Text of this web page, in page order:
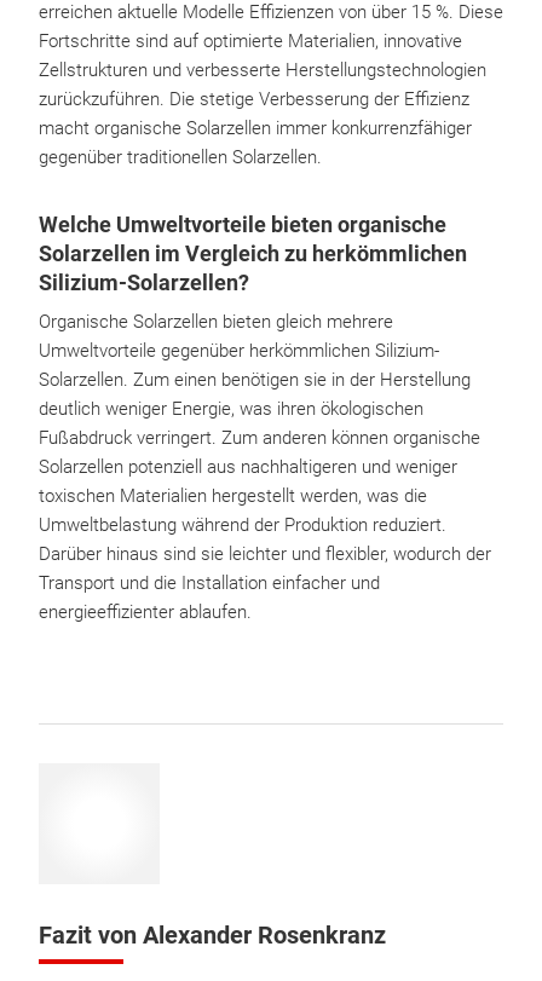
erreichen aktuelle Modelle Effizienzen von über 15 %. Diese
Fortschritte sind auf optimierte Materialien, innovative
Zellstrukturen und verbesserte Herstellungstechnologien
zurückzuführen. Die stetige Verbesserung der Effizienz
macht organische Solarzellen immer konkurrenzfähiger
gegenüber traditionellen Solarzellen.
Welche Umweltvorteile bieten organische
Solarzellen im Vergleich zu herkömmlichen
Silizium-Solarzellen?
Organische Solarzellen bieten gleich mehrere
Umweltvorteile gegenüber herkömmlichen Silizium-
Solarzellen. Zum einen benötigen sie in der Herstellung
deutlich weniger Energie, was ihren ökologischen
Fußabdruck verringert. Zum anderen können organische
Solarzellen potenziell aus nachhaltigeren und weniger
toxischen Materialien hergestellt werden, was die
Umweltbelastung während der Produktion reduziert.
Darüber hinaus sind sie leichter und flexibler, wodurch der
Transport und die Installation einfacher und
energieeffizienter ablaufen.
Fazit von Alexander Rosenkranz